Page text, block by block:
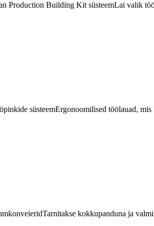
Production Building Kit süsteemLai valik
süsteemErgonoomilised töölauad, mis
Tarnitakse kokkupanduna ja